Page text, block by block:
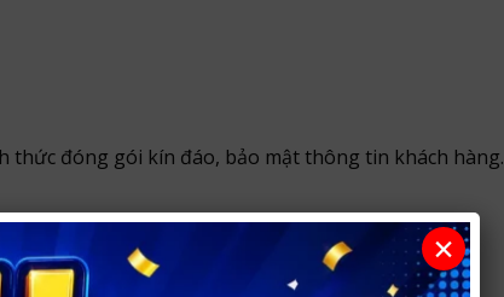
thức đóng gói kín đáo, bảo mật thông tin khách hàng.
quốc.
×